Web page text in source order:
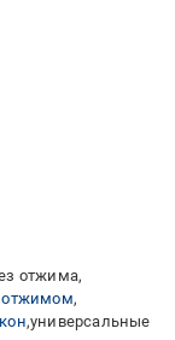
отжима
отжимом
универсальные